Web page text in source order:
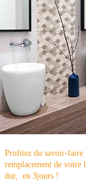
RÉNOVATION
Profitez du savoir-faire
remplacement de votre
dur, en 3jours !